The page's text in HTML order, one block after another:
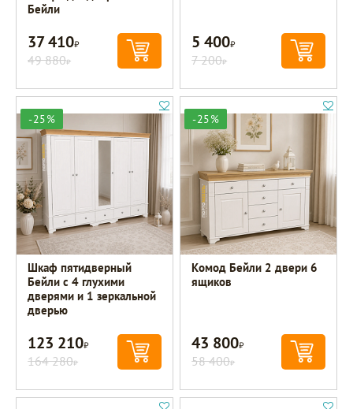
Бейли
37 410Р
49 880Р
5 400Р
7 200Р
-25%
Шкаф пятидверный
Бейли с 4 глухими
дверями и 1 зеркальной
дверью
123 210Р
164 280Р
-25%
Комод Бейли 2 двери 6
ящиков
43 800Р
58 400Р